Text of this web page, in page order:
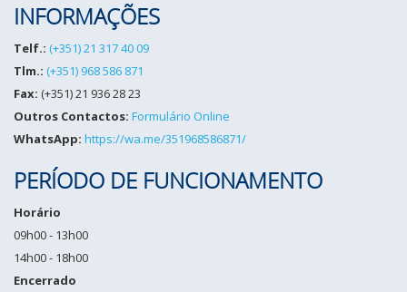
INFORMAÇÕES
Telf.: (+351) 21 317 40 09
Tlm.: (+351) 968 586 871
Fax: (+351) 21 936 28 23
Outros Contactos: Formulário Online
WhatsApp: https://wa.me/351968586871/
PERÍODO DE FUNCIONAMENTO
Horário
09h00 - 13h00
14h00 - 18h00
Encerrado